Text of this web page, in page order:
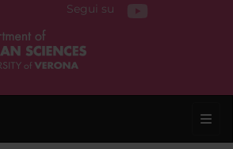
Segui su